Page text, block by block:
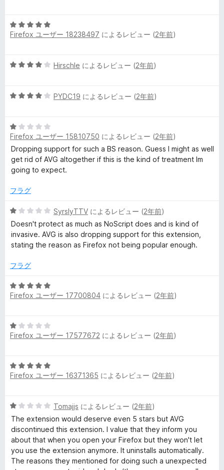
5
の
5
段
5
価
Firefox ユーザー 18238497 によるレビュー (2年前)
5
中
評
価
Hirschle によるレビュー (2年前)
5
中
4
の
評
価
PYDC19 によるレビュー (2年前)
5
段
階
中
1
評
Firefox ユーザー 15810750 によるレビュー (2年前)
Dropping support for such a BS reason. Guess I might as well
get rid of AVG altogether if this is the kind of treatment Im
going to expect.
フラグ
5
段
階
中
の
価
SyrslyTTV によるレビュー (2年前)
Doesn't protect as much as NoScript does and is kind of
invasive. AVG is also dropping support for this extension,
stating the reason as Firefox not being popular enough.
フラグ
5
段
5
の
Firefox ユーザー 17700804 によるレビュー (2年前)
5
段
1
の
Firefox ユーザー 17577672 によるレビュー (2年前)
5
段
5
の
評
価
Firefox ユーザー 16371365 によるレビュー (2年前)
5
段
階
中
1
の
Tomajjs によるレビュー (2年前)
The extension would deserve even 5 stars but AVG
discontinued this extension. I value that they inform you
about that when you open your Firefox but they won't let
you use the extension anymore. It uninstalls automatically.
The reasons they mentioned for doing such a unexpected